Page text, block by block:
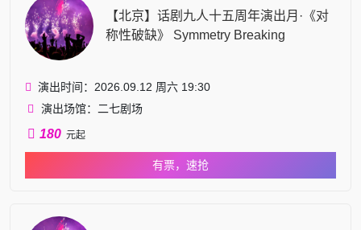
【北京】话剧九人十五周年演出月·《对
称性破缺》 Symmetry Breaking
演出时间：2026.09.12 周六 19:30
演出场馆：二七剧场
180 元起
有票，速抢